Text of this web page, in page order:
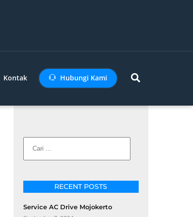
Kontak Hubungi Kami
RECENT POSTS
Service AC Drive Mojokerto